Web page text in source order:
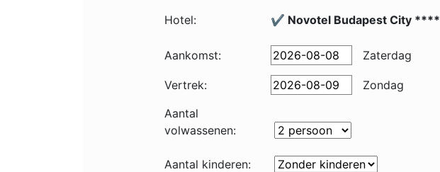
Hotel: ✔️ Novotel Budapest City ****
Aankomst: Zaterdag
Vertrek:
Zondag
Aantal
volwassenen:
Aantal kinderen: